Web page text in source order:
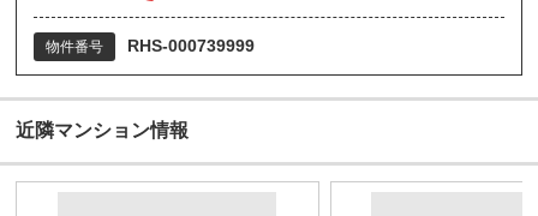
物件番号 RHS-000739999
近隣マンション情報